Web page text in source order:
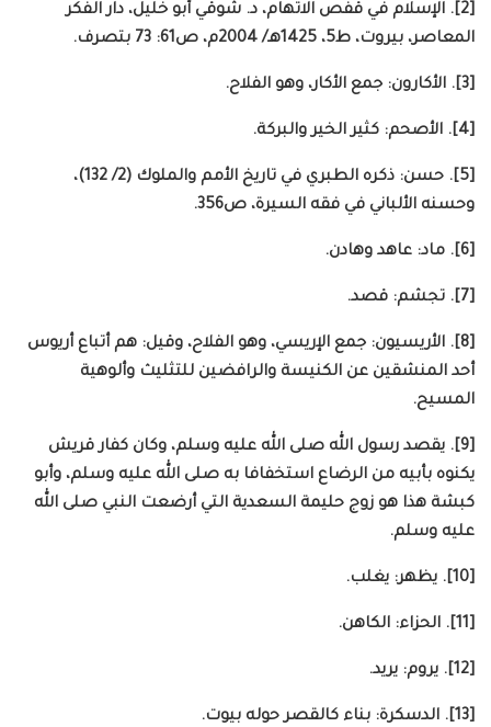
[2]. الإسلام في قفص الاتهام، د. شوقي أبو خليل، دار الفكر
المعاصر، بيروت، ط5، 1425هـ/ 2004م، ص61: 73 بتصرف.
[3]. الأكارون: جمع الأكار، وهو الفلاح.
[4]. الأصحم: كثير الخير والبركة.
[5]. حسن: ذكره الطبري في تاريخ الأمم والملوك (2/ 132)،
وحسنه الألباني في فقه السيرة، ص356.
[6]. ماد: عاهد وهادن.
[7]. تجشم: قصد.
[8]. الأريسيون: جمع الإريسي، وهو الفلاح، وقيل: هم أتباع أريوس
أحد المنشقين عن الكنيسة والرافضين للتثليث وألوهية
المسيح.
[9]. يقصد رسول الله صلى الله عليه وسلم، وكان كفار قريش
يكنوه بأبيه من الرضاع استخفافا به صلى الله عليه وسلم، وأبو
كبشة هذا هو زوج حليمة السعدية التي أرضعت النبي صلى الله
عليه وسلم.
[10]. يظهر: يغلب.
[11]. الحزاء: الكاهن.
[12]. يروم: يريد.
[13]. الدسكرة: بناء كالقصر حوله بيوت.